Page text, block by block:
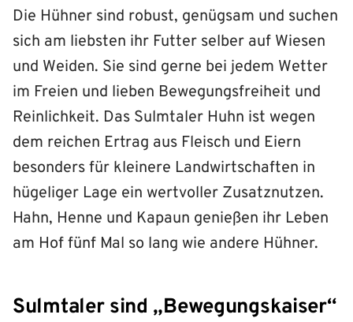
Die Hühner sind robust, genügsam und suchen
sich am liebsten ihr Futter selber auf Wiesen
und Weiden. Sie sind gerne bei jedem Wetter
im Freien und lieben Bewegungsfreiheit und
Reinlichkeit. Das Sulmtaler Huhn ist wegen
dem reichen Ertrag aus Fleisch und Eiern
besonders für kleinere Landwirtschaften in
hügeliger Lage ein wertvoller Zusatznutzen.
Hahn, Henne und Kapaun genießen ihr Leben
am Hof fünf Mal so lang wie andere Hühner.
Sulmtaler sind „Bewegungskaiser“